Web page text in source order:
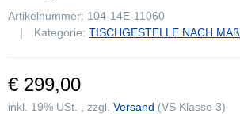
Artikelnummer: 104-14E-11060
Kategorie: TISCHGESTELLE NACH MAß
€ 299,00
inkl. 19% USt. , zzgl. Versand (VS Klasse 3)